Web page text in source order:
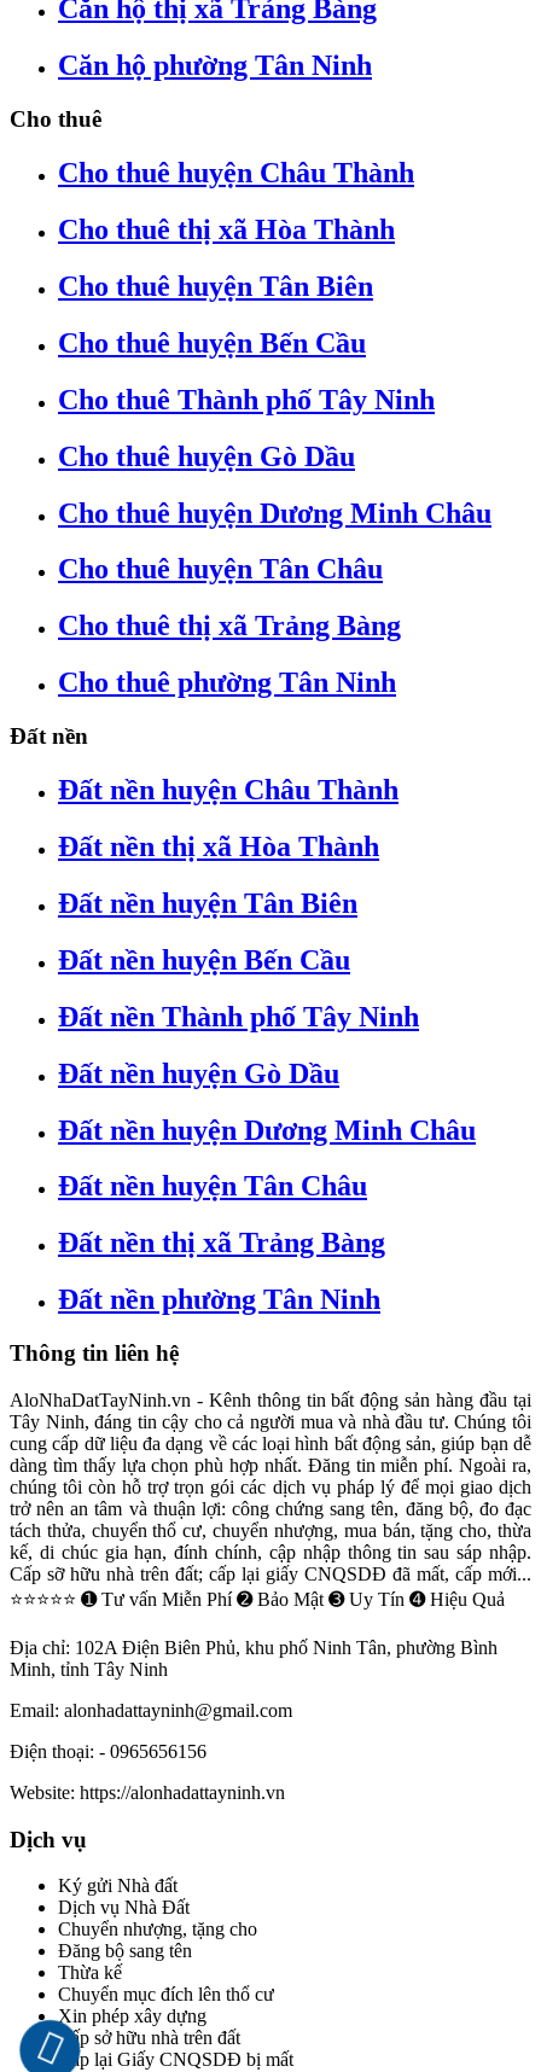
Căn hộ thị xã Trảng Bàng
Căn hộ phường Tân Ninh
Cho thuê
Cho thuê huyện Châu Thành
Cho thuê thị xã Hòa Thành
Cho thuê huyện Tân Biên
Cho thuê huyện Bến Cầu
Cho thuê Thành phố Tây Ninh
Cho thuê huyện Gò Dầu
Cho thuê huyện Dương Minh Châu
Cho thuê huyện Tân Châu
Cho thuê thị xã Trảng Bàng
Cho thuê phường Tân Ninh
Đất nền
Đất nền huyện Châu Thành
Đất nền thị xã Hòa Thành
Đất nền huyện Tân Biên
Đất nền huyện Bến Cầu
Đất nền Thành phố Tây Ninh
Đất nền huyện Gò Dầu
Đất nền huyện Dương Minh Châu
Đất nền huyện Tân Châu
Đất nền thị xã Trảng Bàng
Đất nền phường Tân Ninh
Thông tin liên hệ
AloNhaDatTayNinh.vn - Kênh thông tin bất động sản hàng đầu tại
Tây Ninh, đáng tin cậy cho cả người mua và nhà đầu tư. Chúng tôi
cung cấp dữ liệu đa dạng về các loại hình bất động sản, giúp bạn dễ
dàng tìm thấy lựa chọn phù hợp nhất. Đăng tin miễn phí. Ngoài ra,
chúng tôi còn hỗ trợ trọn gói các dịch vụ pháp lý để mọi giao dịch
trở nên an tâm và thuận lợi: công chứng sang tên, đăng bộ, đo đạc
tách thửa, chuyển thổ cư, chuyển nhượng, mua bán, tặng cho, thừa
kế, di chúc gia hạn, đính chính, cập nhập thông tin sau sáp nhập.
Cấp sỡ hữu nhà trên đất; cấp lại giấy CNQSDĐ đã mất, cấp mới...
⭐⭐⭐⭐⭐ ➊ Tư vấn Miễn Phí ➋ Bảo Mật ➌ Uy Tín ➍ Hiệu Quả
Địa chỉ: 102A Điện Biên Phủ, khu phố Ninh Tân, phường Bình
Minh, tỉnh Tây Ninh
Email: alonhadattayninh@gmail.com
Điện thoại: - 0965656156
Website: https://alonhadattayninh.vn
Dịch vụ
Ký gửi Nhà đất
Dịch vụ Nhà Đất
Chuyển nhượng, tặng cho
Đăng bộ sang tên
Thừa kế
Chuyển mục đích lên thổ cư
Xin phép xây dựng
Cấp sở hữu nhà trên đất
Cấp lại Giấy CNQSDĐ bị mất